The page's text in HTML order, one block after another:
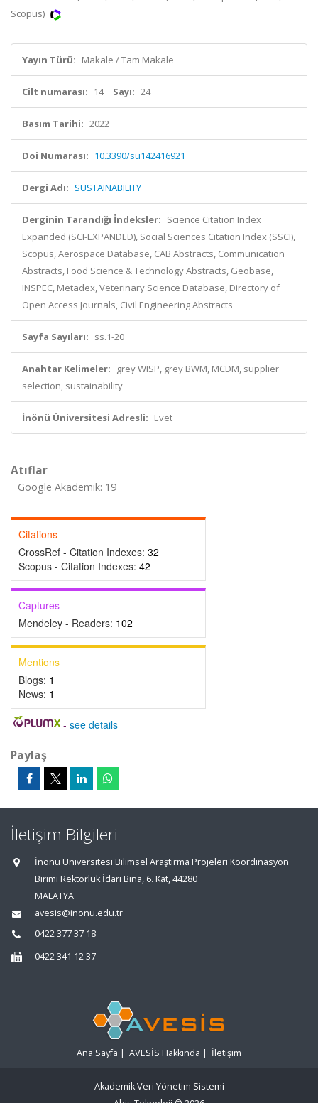
Scopus)
Yayın Türü: Makale / Tam Makale
Cilt numarası: 14 Sayı: 24
Basım Tarihi: 2022
Doi Numarası: 10.3390/su142416921
Dergi Adı: SUSTAINABILITY
Derginin Tarandığı İndeksler: Science Citation Index
Expanded (SCI-EXPANDED), Social Sciences Citation Index (SSCI),
Scopus, Aerospace Database, CAB Abstracts, Communication
Abstracts, Food Science & Technology Abstracts, Geobase,
INSPEC, Metadex, Veterinary Science Database, Directory of
Open Access Journals, Civil Engineering Abstracts
Sayfa Sayıları: ss.1-20
Anahtar Kelimeler:
grey WISP, grey BWM, MCDM, supplier
selection, sustainability
İnönü Üniversitesi Adresli: Evet
Atıflar
Google Akademik: 19
Citations
CrossRef - Citation Indexes: 32
Scopus - Citation Indexes: 42
Captures
Mendeley - Readers: 102
Mentions
Blogs: 1
News: 1
- see details
Paylaş
İletişim Bilgileri
İnönü Üniversitesi Bilimsel Araştırma Projeleri Koordinasyon
Birimi Rektörlük İdari Bina, 6. Kat, 44280
MALATYA
avesis@inonu.edu.tr
0422 377 37 18
0422 341 12 37
Ana Sayfa | AVESİS Hakkında | İletişim
Akademik Veri Yönetim Sistemi